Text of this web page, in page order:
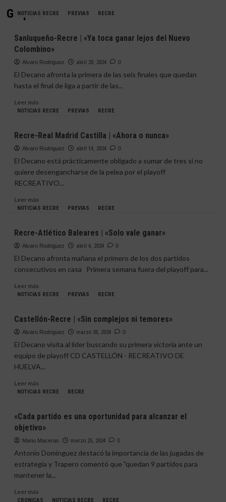
Grupo 2
NOTICIAS RECRE PREVIAS RECRE
Sanluqueño-Recre | «Ya toca ganar lejos del Nuevo
Colombino»
Alvaro Rodriguez abril 20, 2024 0
El Decano afronta la primera de las seis finales que quedan
hasta el final de liga a partir de las...
Leer másLeer
más
Recre
|
«Ya
toca
lejos
Nuevo
NOTICIAS RECRE PREVIAS RECRE
Recre-Real Madrid Castilla | «Ahora o nunca»
Alvaro Rodriguez abril 14, 2024 0
El Decano está prácticamente obligado a sumar de tres si no
quiere desengancharse de la pelea por el playoff
RECREATIVO...
Leer másLeer
más
Real
Madrid
Castilla
o
nunca»
NOTICIAS RECRE PREVIAS RECRE
Recre-Atlético Baleares | «Solo vale ganar»
Alvaro Rodriguez abril 6, 2024 0
El Decano afronta mañana el primero de los dos partidos
consecutivos en casa Primera semana fuera del playoff para...
Leer másLeer
más
Atlético
Baleares
|
«Solo
vale
ganar»
NOTICIAS RECRE PREVIAS RECRE
Castellón-Recre | «Sin complejos ni temores»
Alvaro Rodriguez marzo 30, 2024 0
El Decano visita al líder buscando su primera victoria ante un
equipo de playoff CD CASTELLÓN - RECREATIVO DE
HUELVA...
Leer másLeer
más
Recre
|
«Sin
complejos
temores»
NOTICIAS RECRE RECRE
«Cada partido es una oportunidad para alcanzar el
objetivo»
Manu Maceras marzo 25, 2024 0
Antonio Domínguez destacó la importancia de las jugadas de
estrategia y Trapero comentó que "quedan 9 partidos para
mantener la...
Leer másLeer
más
CRONICAS NOTICIAS RECRE RECRE